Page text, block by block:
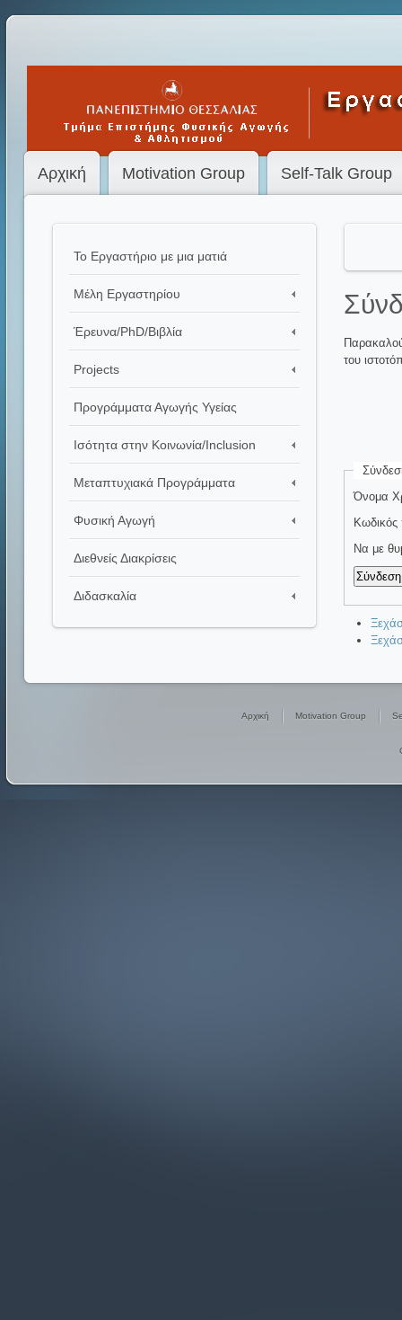
Αρχική Motivation Group Self-Talk Group
του
Όνομα
Να με
Το Εργαστήριο με μια ματιά
Μέλη Εργαστηρίου
Έρευνα/PhD/Βιβλία
Projects
Προγράμματα Αγωγής Υγείας
Ισότητα στην Κοινωνία/Inclusion
Μεταπτυχιακά Προγράμματα
Φυσική Αγωγή
Διεθνείς Διακρίσεις
Διδασκαλία
Αρχική Motivation Group